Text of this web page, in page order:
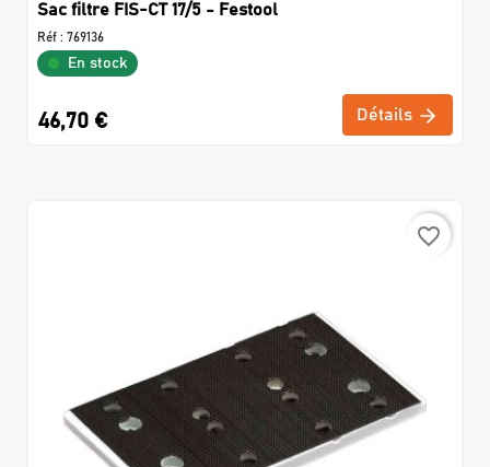
Sac filtre FIS-CT 17/5 - Festool
Réf : 769136
En stock
46,70 € Détails
favorite_border